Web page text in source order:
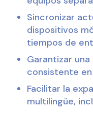
Sincronizar
dispositivos
tiempos de
Garantizar
consistente
Facilitar la
multilingüe,